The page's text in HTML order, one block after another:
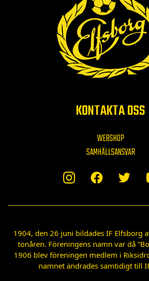
KONTAKTA OSS
WEBSHOP
SAMHÄLLSANSVAR
1904, den 26 juni bildades IF Elfsborg
tonåren. Föreningens namn var då
1906 blev föreningen medlem i
namnet ändrades samtidigt till